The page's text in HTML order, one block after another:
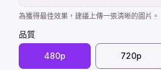
為獲得最佳效果，建議上傳一張清晰的圖片。
品質
480p 720p